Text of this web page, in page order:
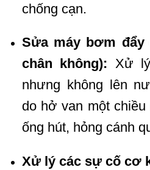
chống cạn.
Sửa máy bơm
chân không): Xử
nhưng không lên
do hở van một
ống hút, hỏng cánh
Xử lý các sự cố cơ